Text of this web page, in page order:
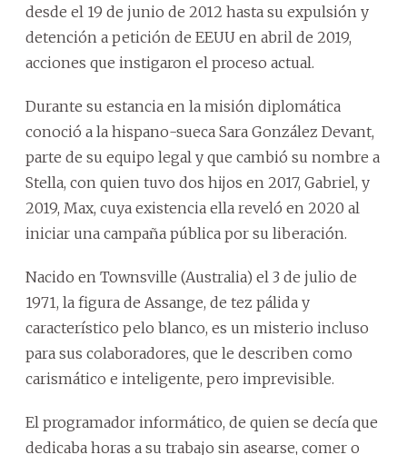
desde el 19 de junio de 2012 hasta su expulsión y
detención a petición de EEUU en abril de 2019,
acciones que instigaron el proceso actual.
Durante su estancia en la misión diplomática
conoció a la hispano-sueca Sara González Devant,
parte de su equipo legal y que cambió su nombre a
Stella, con quien tuvo dos hijos en 2017, Gabriel, y
2019, Max, cuya existencia ella reveló en 2020 al
iniciar una campaña pública por su liberación.
Nacido en Townsville (Australia) el 3 de julio de
1971, la figura de Assange, de tez pálida y
característico pelo blanco, es un misterio incluso
para sus colaboradores, que le describen como
carismático e inteligente, pero imprevisible.
El programador informático, de quien se decía que
dedicaba horas a su trabajo sin asearse, comer o